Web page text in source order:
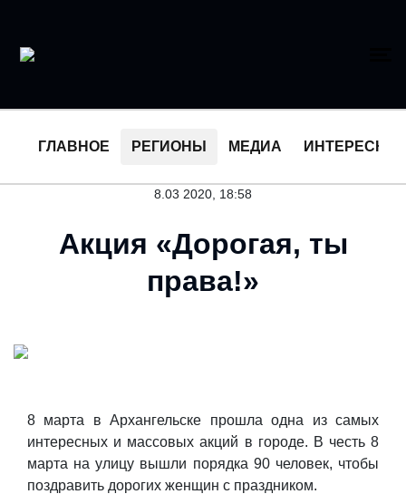
ГЛАВНОЕ РЕГИОНЫ МЕДИА ИНТЕРЕСНОЕ
8.03 2020, 18:58
Акция «Дорогая, ты
права!»
8 марта в Архангельске прошла одна из самых
интересных и массовых акций в городе. В честь 8
марта на улицу вышли порядка 90 человек, чтобы
поздравить дорогих женщин с праздником.